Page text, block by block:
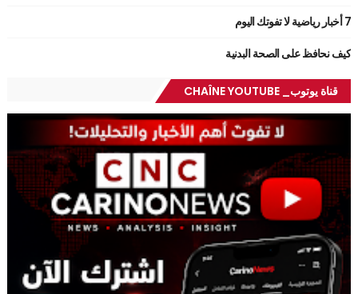
7 أخبار رياضية لا تفوتك اليوم
كيف نحافظ على الصحة البدنية
قناة يوتوب_ CHAÎNE YOUTUBE